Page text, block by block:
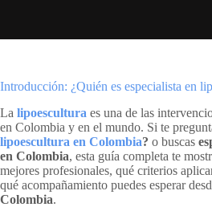
Introducción: ¿Quién es especialista en
La lipoescultura es una de las
en Colombia y en el mundo. Si te
lipoescultura en Colombia? o buscas
en Colombia, esta guía completa te
mejores profesionales, qué criterios
qué acompañamiento puedes esperar
Colombia.